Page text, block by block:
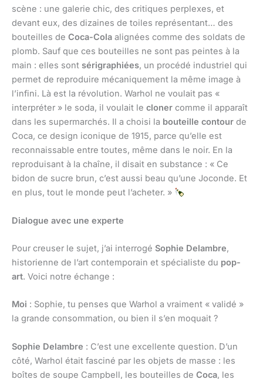
scène : une galerie chic, des critiques perplexes, et
devant eux, des dizaines de toiles représentant… des
bouteilles de Coca-Cola alignées comme des soldats de
plomb. Sauf que ces bouteilles ne sont pas peintes à la
main : elles sont sérigraphiées, un procédé industriel qui
permet de reproduire mécaniquement la même image à
l’infini. Là est la révolution. Warhol ne voulait pas «
interpréter » le soda, il voulait le cloner comme il apparaît
dans les supermarchés. Il a choisi la bouteille contour de
Coca, ce design iconique de 1915, parce qu’elle est
reconnaissable entre toutes, même dans le noir. En la
reproduisant à la chaîne, il disait en substance : « Ce
bidon de sucre brun, c’est aussi beau qu’une Joconde. Et
en plus, tout le monde peut l’acheter. »
Dialogue avec une experte
Pour creuser le sujet, j’ai interrogé Sophie Delambre,
historienne de l’art contemporain et spécialiste du pop-
art. Voici notre échange :
Moi : Sophie, tu penses que Warhol a vraiment « validé »
la grande consommation, ou bien il s’en moquait ?
Sophie Delambre : C’est une excellente question. D’un
côté, Warhol était fasciné par les objets de masse : les
boîtes de soupe Campbell, les bouteilles de Coca, les